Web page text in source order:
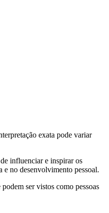
exata pode variar
influenciar e inspirar os
e no desenvolvimento pessoal.
ser vistos como pessoas